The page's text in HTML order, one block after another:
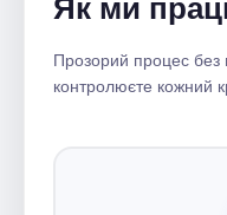
Як ми
Прозорий процес без
контролюєте кожний